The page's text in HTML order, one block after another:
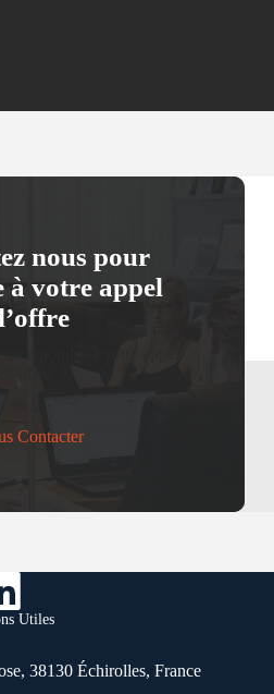
nous pour
à votre appel
Contacter
Utiles
38130 Échirolles, France